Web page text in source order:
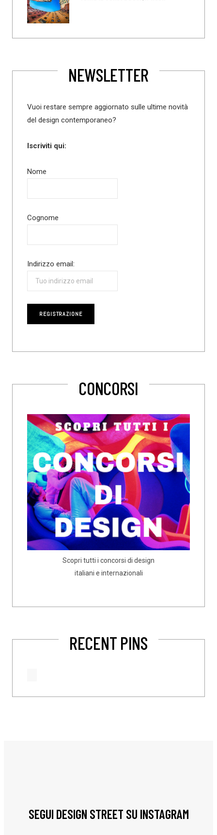
NEWSLETTER
Vuoi restare sempre aggiornato sulle ultime novità
del design contemporaneo?
Iscriviti qui:
Nome
Cognome
Indirizzo email:
CONCORSI
Scopri tutti i concorsi di design
italiani e internazionali
RECENT PINS
SEGUI DESIGN STREET SU INSTAGRAM